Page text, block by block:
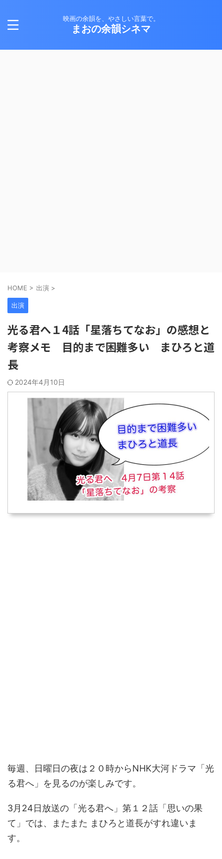
映画の余韻を、やさしい言葉で。
まおの余韻シネマ
HOME > 出演 >
出演
光る君へ１4話「星落ちてなお」の感想と
考察メモ 目的まで困難多い まひろと道
長
2024年4月10日
毎週、日曜日の夜は２０時からNHK大河ドラマ「光
る君へ」を見るのが楽しみです。
3月24日放送の「光る君へ」第１２話「思いの果
て」では、またまた まひろと道長がすれ違いま
す。